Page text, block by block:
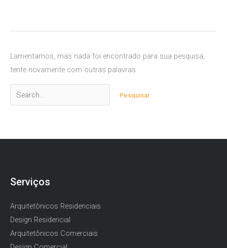
Lamentamos, mas nada foi encontrado para sua pesquisa,
tente novamente com outras palavras.
Pesquisar
por:
Serviços
Arquitetônicos Residenciais
Design Residencial
Arquitetônicos Comerciais